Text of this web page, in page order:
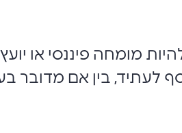
מומחה פיננסי או
לעתיד, בין אם מדובר